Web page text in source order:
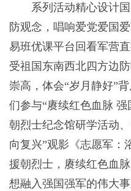
系列活动精心设计
防观念，唱响爱党爱国
易班优课平台回看军营
受祖国东南西北四方边
崇高，体会“岁月静好”
们参与“赓续红色血脉
朝烈士纪念馆研学活动
向复兴”观影《志愿军：
援朝烈士，赓续红色血
想融入强国强军的伟大事